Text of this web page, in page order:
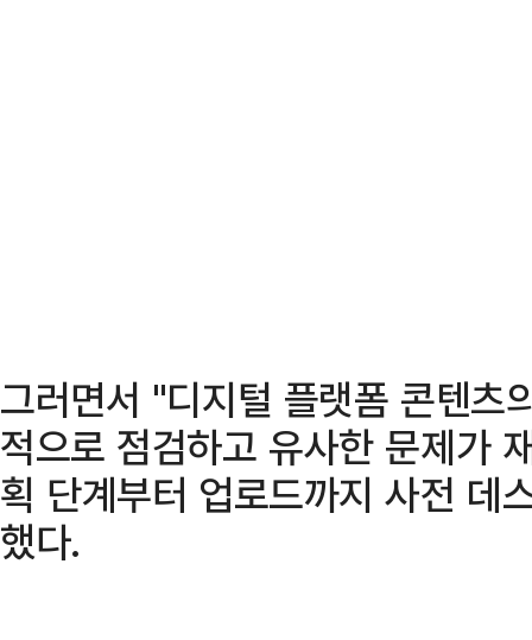
그러면서 "디지털 플랫폼 콘텐츠
적으로 점검하고 유사한 문제가
획 단계부터 업로드까지 사전 데
했다.